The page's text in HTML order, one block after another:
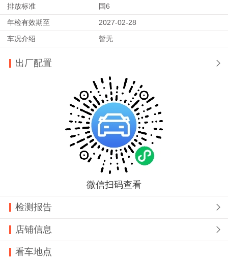
排放标准
国6
年检有效期至
2027-02-28
车况介绍
暂无
出厂配置 
微信扫码查看
检测报告 
店铺信息 
看车地点